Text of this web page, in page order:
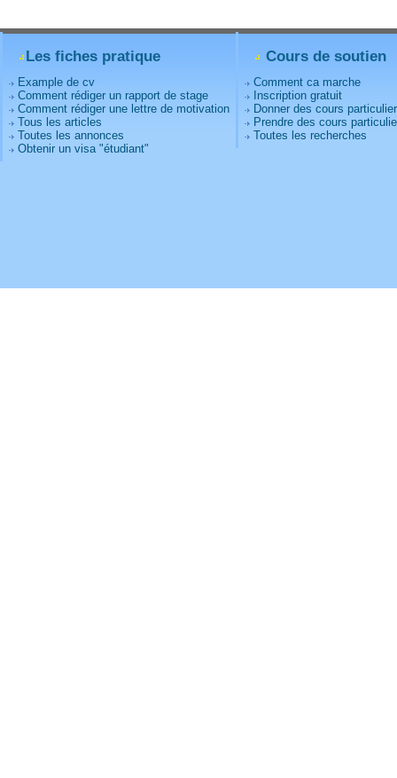
Les fiches pratique
Example de cv
Comment rédiger un rapport de stage
Comment rédiger une lettre de motivation
Tous les articles
Toutes les annonces
Obtenir un visa "étudiant"
Cours de soutien
Comment ca marche
Inscription gratuit
Donner des cours
Prendre des cours
Toutes les recherches